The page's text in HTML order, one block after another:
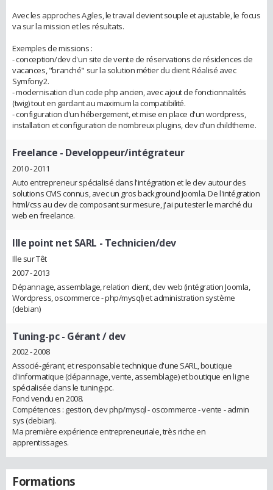
Avec les approches Agiles, le travail devient souple et ajustable, le focus
va sur la mission et les résultats.
Exemples de missions :
- conception/dev d'un site de vente de réservations de résidences de
vacances, "branché"​ sur la solution métier du client. Réalisé avec
Symfony2.
- modernisation d'un code php ancien, avec ajout de fonctionnalités
(twig) tout en gardant au maximum la compatibilité.
- configuration d'un hébergement, et mise en place d'un wordpress,
installation et configuration de nombreux plugins, dev d'un childtheme.
Freelance - Developpeur/intégrateur
2010 - 2011
Auto entrepreneur spécialisé dans l'intégration et le dev autour des
solutions CMS connus, avec un gros background Joomla. De l'intégration
html/css au dev de composant sur mesure, j'ai pu tester le marché du
web en freelance.
Ille point net SARL - Technicien/dev
Ille sur Têt
2007 - 2013
Dépannage, assemblage, relation client, dev web (intégration Joomla,
Wordpress, oscommerce - php/mysql) et administration système
(debian)
Tuning-pc- Gérant / dev
2002 - 2008
Associé-gérant, et responsable technique d'une SARL, boutique
d'informatique (dépannage, vente, assemblage) et boutique en ligne
spécialisée dans le tuning-pc.
Fond vendu en 2008.
Compétences : gestion, dev php/mysql - oscommerce - vente - admin
sys (debian).
Ma première expérience entrepreneuriale, très riche en
apprentissages.
Formations